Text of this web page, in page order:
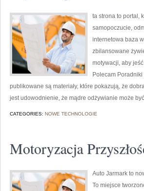
ta strona to portal,
samopoczucie,
internetowa baza
zbilansowane
motywacji, aby
Polecam
publikowane są materiały, które pokazują, że
jest udowodnienie, że mądre odżywianie może
CATEGORIES: NOWE TECHNOLOGIE
Motoryzacja
Auto Jarmark to
To miejsce